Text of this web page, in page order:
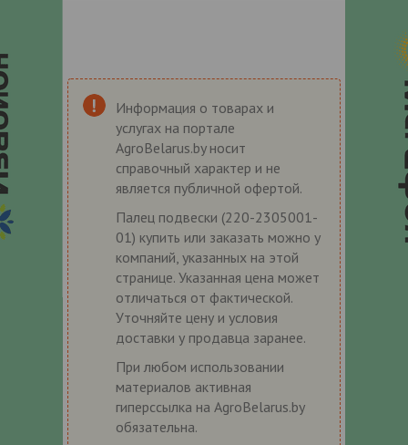
Информация о товарах и
услугах на портале
AgroBelarus.by носит
справочный характер и не
является публичной офертой.
Палец подвески (220-2305001-
01) купить или заказать можно у
компаний, указанных на этой
странице. Указанная цена может
отличаться от фактической.
Уточняйте цену и условия
доставки у продавца заранее.
При любом использовании
материалов активная
гиперссылка на AgroBelarus.by
обязательна.